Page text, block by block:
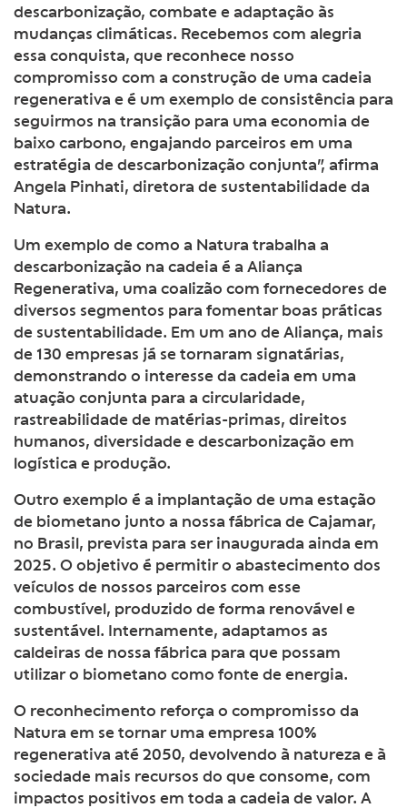
descarbonização, combate e adaptação às
mudanças climáticas. Recebemos com alegria
essa conquista, que reconhece nosso
compromisso com a construção de uma cadeia
regenerativa e é um exemplo de consistência para
seguirmos na transição para uma economia de
baixo carbono, engajando parceiros em uma
estratégia de descarbonização conjunta”, afirma
Angela Pinhati, diretora de sustentabilidade da
Natura.
Um exemplo de como a Natura trabalha a
descarbonização na cadeia é a Aliança
Regenerativa, uma coalizão com fornecedores de
diversos segmentos para fomentar boas práticas
de sustentabilidade. Em um ano de Aliança, mais
de 130 empresas já se tornaram signatárias,
demonstrando o interesse da cadeia em uma
atuação conjunta para a circularidade,
rastreabilidade de matérias-primas, direitos
humanos, diversidade e descarbonização em
logística e produção.
Outro exemplo é a implantação de uma estação
de biometano junto a nossa fábrica de Cajamar,
no Brasil, prevista para ser inaugurada ainda em
2025. O objetivo é permitir o abastecimento dos
veículos de nossos parceiros com esse
combustível, produzido de forma renovável e
sustentável. Internamente, adaptamos as
caldeiras de nossa fábrica para que possam
utilizar o biometano como fonte de energia.
O reconhecimento reforça o compromisso da
Natura em se tornar uma empresa 100%
regenerativa até 2050, devolvendo à natureza e à
sociedade mais recursos do que consome, com
impactos positivos em toda a cadeia de valor. A